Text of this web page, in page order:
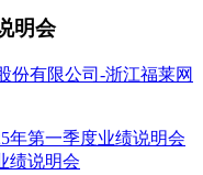
明会
份有限公司-浙江福莱网
年第一季度业绩说明会
绩说明会